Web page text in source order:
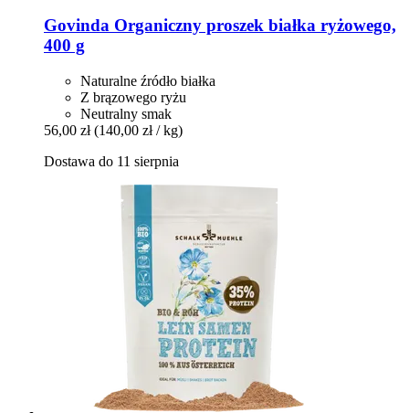
Govinda Organiczny proszek białka ryżowego,
400 g
Naturalne źródło białka
Z brązowego ryżu
Neutralny smak
56,00 zł (140,00 zł / kg)
Dostawa do 11 sierpnia